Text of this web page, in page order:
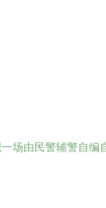
场由民警辅警自